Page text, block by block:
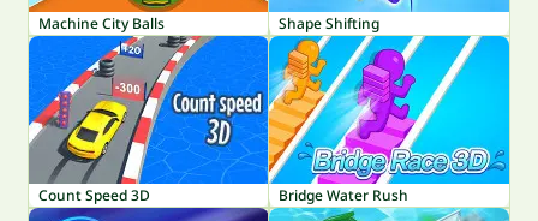
Machine City Balls Shape Shifting
Count Speed 3D Bridge Water Rush